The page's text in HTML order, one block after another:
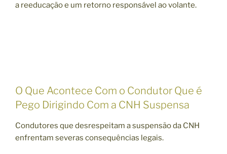
a reeducação e um retorno responsável ao volante.
O Que Acontece Com o Condutor Que é
Pego Dirigindo Com a CNH Suspensa
Condutores que desrespeitam a suspensão da CNH
enfrentam severas consequências legais.